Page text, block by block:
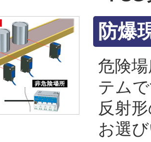
防爆
危険
テム
反射
お選